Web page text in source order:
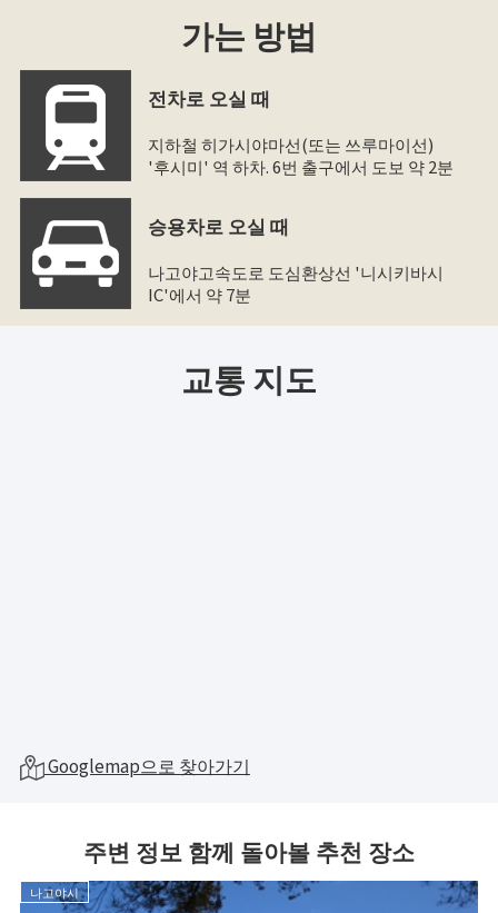
가는 방법
전차로 오실 때
지하철 히가시야마선(또는 쓰루마이선)
'후시미' 역 하차. 6번 출구에서 도보 약 2분
승용차로 오실 때
나고야고속도로 도심환상선 '니시키바시
IC'에서 약 7분
교통 지도
Googlemap으로 찾아가기
주변 정보 함께 돌아볼 추천 장소
나고야시